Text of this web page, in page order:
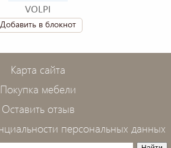
VOLPI
Добавить в блокнот
Карта сайта
Покупка мебели
Оставить отзыв
персональных данных